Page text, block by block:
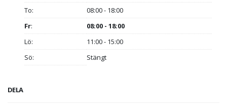
To:
08:00 - 18:00
Fr:
08:00 - 18:00
Lö:
11:00 - 15:00
Sö:
Stängt
DELA